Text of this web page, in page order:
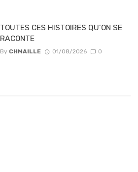
TOUTES CES HISTOIRES QU’ON SE
RACONTE
By CHMAILLE 01/08/2026 0